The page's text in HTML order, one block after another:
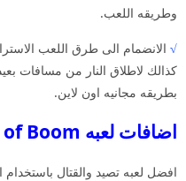
وطريقه اللعب.
√ الانضمام الى طرق اللعب
كذالك لاطلاق النار من مسافات
بطريقه مجانيه اون لاين.
اضافات لعبه Gods of Boom مهكره اخر اصدار
افضل لعبه تصيد والقتال باستخدام